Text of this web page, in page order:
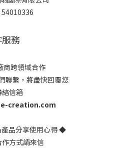
務
商跨領域合作
聯繫，將盡快回覆您
信箱
creation.com
品分享使用心得 ◆
方式請來信